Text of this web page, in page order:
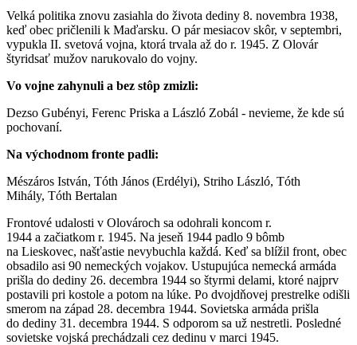
Velká politika znovu zasiahla do života dediny 8. novembra 1938,
keď obec pričlenili k Maďarsku. O pár mesiacov skôr, v septembri,
vypukla II. svetová vojna, ktorá trvala až do r. 1945. Z Olovár
štyridsať mužov narukovalo do vojny.
Vo vojne zahynuli a bez stôp zmizli:
Dezso Gubényi, Ferenc Priska a László Zobál - nevieme, že kde sú
pochovaní.
Na východnom fronte padli:
Mészáros István, Tóth János (Erdélyi), Striho László, Tóth
Mihály, Tóth Bertalan
Frontové udalosti v Olovároch sa odohrali koncom r.
1944 a začiatkom r. 1945. Na jeseň 1944 padlo 9 bômb
na Lieskovec, našťastie nevybuchla každá. Keď sa blížil front, obec
obsadilo asi 90 nemeckých vojakov. Ustupujúca nemecká armáda
prišla do dediny 26. decembra 1944 so štyrmi delami, ktoré najprv
postavili pri kostole a potom na lúke. Po dvojdňovej prestrelke odišli
smerom na západ 28. decembra 1944. Sovietska armáda prišla
do dediny 31. decembra 1944. S odporom sa už nestretli. Posledné
sovietske vojská prechádzali cez dedinu v marci 1945.